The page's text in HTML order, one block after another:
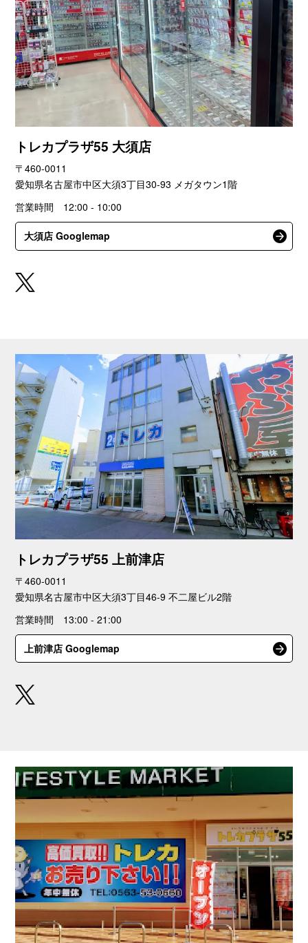
トレカプラザ55 大須店
〒460-0011
愛知県名古屋市中区大須3丁目30-93 メガタウン1階
営業時間 12:00 - 10:00
大須店 Googlemap
トレカプラザ55 上前津店
〒460-0011
愛知県名古屋市中区大須3丁目46-9 不二屋ビル2階
営業時間 13:00 - 21:00
上前津店 Googlemap